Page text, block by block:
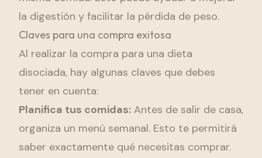
la digestión y facilitar la pérdida de peso.
Claves para una compra exitosa
Al realizar la compra para una dieta
disociada, hay algunas claves que debes
tener en cuenta:
Planifica tus comidas: Antes de salir de casa,
organiza un menú semanal. Esto te permitirá
saber exactamente qué necesitas comprar.